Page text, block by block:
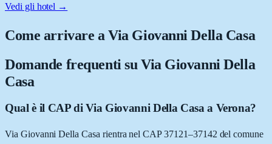
Vedi gli hotel →
Come arrivare aVia Giovanni Della Casa
Domande frequenti su Via Giovanni Della
Casa
Qual è il CAP di Via Giovanni Della Casa a Verona?
Via Giovanni Della Casa rientra nel CAP 37121–37142 del comune